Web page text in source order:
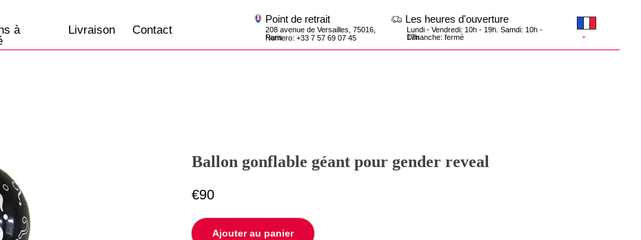
Les heures d'ouverture
Lundi - Vendredi: 10h - 19h. Samdi: 10h -
17h
Point de retrait
208 avenue de Versailles, 75016,
Numero: +33 7 57 69 07 45
Livraison Contact
Dimanche: fermé
Ballon gonflable géant pour gender reveal
€90
Ajouter au panier